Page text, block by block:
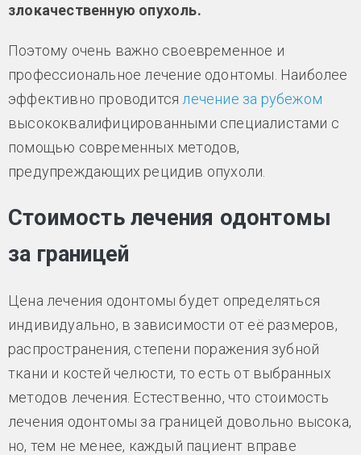
злокачественную опухоль.
Поэтому очень важно своевременное и
профессиональное лечение одонтомы. Наиболее
эффективно проводится лечение за рубежом
высококвалифицированными специалистами с
помощью современных методов,
предупреждающих рецидив опухоли.
Стоимость лечения одонтомы
за границей
Цена лечения одонтомы будет определяться
индивидуально, в зависимости от её размеров,
распространения, степени поражения зубной
ткани и костей челюсти, то есть от выбранных
методов лечения. Естественно, что стоимость
лечения одонтомы за границей довольно высока,
но, тем не менее, каждый пациент вправе